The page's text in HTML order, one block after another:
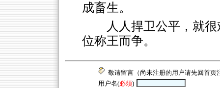
成畜生。
人人捍卫公平，就
位称王而争。
敬请留言（尚未注册的用户请先回首页
用户名(必须)